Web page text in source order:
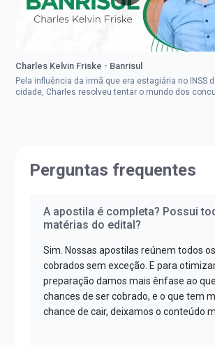
Charles Kelvin Friske - Banrisul
Pela influência da irmã que era estagiária no INSS
cidade, Charles resolveu tentar o mundo dos
Perguntas frequentes
A apostila é completa? Possui
matérias do edital?
Sim. Nossas apostilas reúnem todos
cobrados sem exceção. E para
preparação damos mais ênfase ao
chances de ser cobrado, e o que tem
chance de cair, deixamos o conteúdo